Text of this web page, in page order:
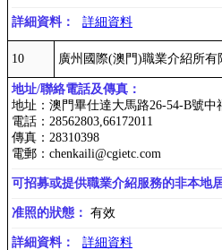
詳細資料： 詳細資料
10 廣州國際(澳門)職業介紹所有
地址/聯絡電話及傳真：
地址：澳門畢仕達大馬路26-54-B號中
電話：28562803,66172011
傳真：28310398
電郵：chenkaili@cgietc.com
可招募或提供職業介紹服務的非本地
准照的狀態： 有效
詳細資料： 詳細資料